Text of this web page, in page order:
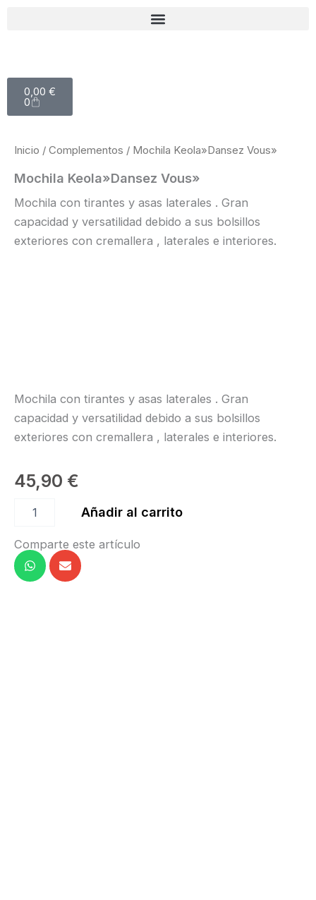
0,00 €
0
Carrito
Inicio / Complementos / Mochila Keola»Dansez Vous»
Mochila Keola»Dansez Vous»
Mochila con tirantes y asas laterales . Gran
capacidad y versatilidad debido a sus bolsillos
exteriores con cremallera , laterales e interiores.
Mochila con tirantes y asas laterales . Gran
capacidad y versatilidad debido a sus bolsillos
exteriores con cremallera , laterales e interiores.
45,90 €
Keola"Dansez
cantidad
Añadir al carrito
Comparte este artículo